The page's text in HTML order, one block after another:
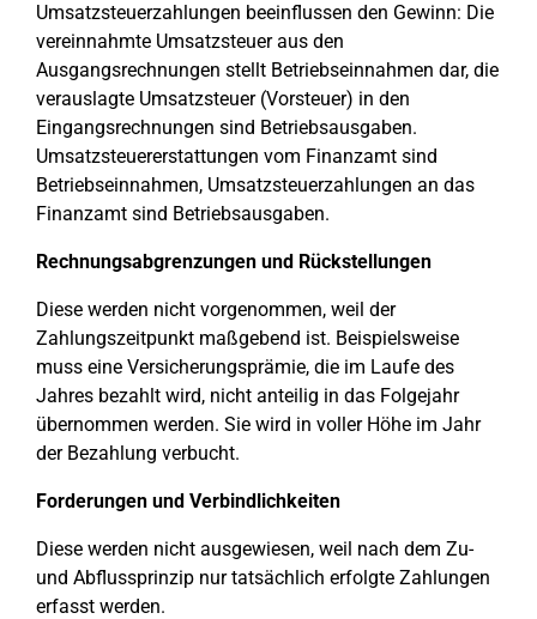
Umsatzsteuerzahlungen beeinflussen den Gewinn: Die
vereinnahmte Umsatzsteuer aus den
Ausgangsrechnungen stellt Betriebseinnahmen dar, die
verauslagte Umsatzsteuer (Vorsteuer) in den
Eingangsrechnungen sind Betriebsausgaben.
Umsatzsteuererstattungen vom Finanzamt sind
Betriebseinnahmen, Umsatzsteuerzahlungen an das
Finanzamt sind Betriebsausgaben.
Rechnungsabgrenzungen und Rückstellungen
Diese werden nicht vorgenommen, weil der
Zahlungszeitpunkt maßgebend ist. Beispielsweise
muss eine Versicherungsprämie, die im Laufe des
Jahres bezahlt wird, nicht anteilig in das Folgejahr
übernommen werden. Sie wird in voller Höhe im Jahr
der Bezahlung verbucht.
Forderungen und Verbindlichkeiten
Diese werden nicht ausgewiesen, weil nach dem Zu-
und Abflussprinzip nur tatsächlich erfolgte Zahlungen
erfasst werden.